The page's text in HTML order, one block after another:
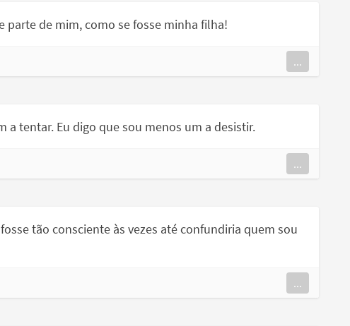
parte de mim, como se fosse minha filha!
...
a tentar. Eu digo que sou menos um a desistir.
...
tão consciente às vezes até confundiria quem sou
...